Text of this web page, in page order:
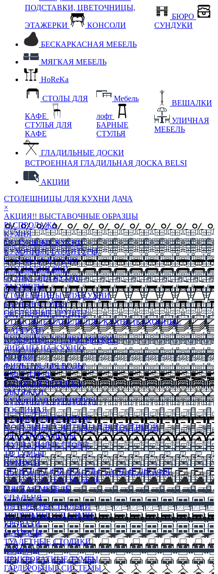
ПОДСТАВКИ, ЦВЕТОЧНИЦЫ,
ЭТАЖЕРКИ КОНСОЛИ
БЮРО
СУНДУКИ
БЕСКАРКАСНАЯ МЕБЕЛЬ
МЯГКАЯ МЕБЕЛЬ
HoReKa
СТОЛЫ ДЛЯ
КАФЕ
СТУЛЬЯ ДЛЯ
КАФЕ
Мебель
лофт
БАРНЫЕ
СТУЛЬЯ
ВЕШАЛКИ
УЛИЧНАЯ
МЕБЕЛЬ
ГЛАДИЛЬНЫЕ ДОСКИ
ВСТРОЕННАЯ ГЛАДИЛЬНАЯ ДОСКА BELSI
АКЦИИ
СТОЛЕШНИЦЫ ДЛЯ КУХНИ ДАЧА
×
АКЦИЯ!! ВЫСТАВОЧНЫЕ ОБРАЗЦЫ
РАСПРОДАЖА
КУХНЯ
МОДУЛЬНЫЕ КУХНИ
КУХОННЫЕ ГАРНИТУРЫ
СТОЛЫ НА КУХНЮ
СТОЛЫ КНИЖКИ
СТУЛЬЯ ДЛЯ КУХНИ
ТАБУРЕТЫ
СТОЛЕШНИЦЫ ДЛЯ КУХНИ
БАРНЫЕ СТУЛЬЯ
ОБЕДЕННЫЕ ГРУППЫ
СТЕНОВЫЕ ПАНЕЛИ ДЛЯ КУХНИ (КУХОННЫЕ
ФАРТУКИ)
КУХОННЫЕ УГОЛКИ МЯГКИЕ
ДИВАНЫ НА КУХНЮ
МОЙКИ
ФИЛЬТРЫ ДЛЯ ВОДЫ
СМЕСИТЕЛИ
БЫТОВАЯ ТЕХНИКА
ВЫТЯЖКИ
КУХОННАЯ ФУРНИТУРА
ГОСТИНАЯ
СТЕНКИ В ГОСТИНУЮ
МОДУЛЬНЫЕ СИСТЕМЫ ДЛЯ ГОСТИНОЙ
ЭЛЕКТРОКАМИНЫ
ЖУРНАЛЬНЫЕ СТОЛЫ
ТВ ТУМБЫ
КОМОДЫ
СЕРВАНТЫ ДЛЯ ПОСУДЫ, БАРНЫЕ ШКАФЫ
БЕСКАРКАСНАЯ МЕБЕЛЬ
МЯГКАЯ МЕБЕЛЬ
СПАЛЬНЯ
ИНТЕРЬЕРЫ СПАЛЬНИ
МОДУЛЬНЫЕ СПАЛЬНИ
КРОВАТИ
МАТРАСЫ
ТУАЛЕТНЫЕ СТОЛИКИ
КОМОДЫ
ПРИКРОВАТНЫЕ ТУМБЫ
ГАРДЕРОБНЫЕ СИСТЕМЫ